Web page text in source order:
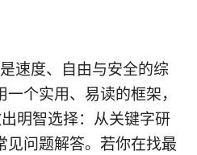
速度、自由与安全的综
个实用、易读的框架，
明智选择：从关键字研
见问题解答。若你在找最